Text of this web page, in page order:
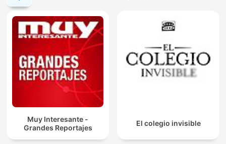
Muy Interesante -
Grandes Reportajes
El colegio invisible